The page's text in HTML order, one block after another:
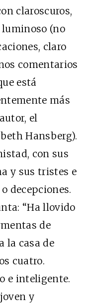
claroscuros,
(no
claro
comentarios
está
más
el
Hansberg).
con sus
y sus tristes e
decepciones.
“Ha llovido
de
la casa de
cuatro.
e inteligente.
y